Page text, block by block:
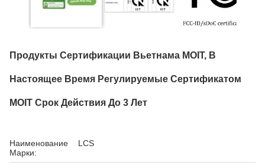
Продукты Сертификации Вьетнама MOIT, В
Настоящее Время Регулируемые Сертификатом
MOIT Срок Действия До 3 Лет
Наименование
Марки:
LCS